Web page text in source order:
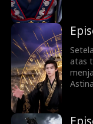
lalu
atas